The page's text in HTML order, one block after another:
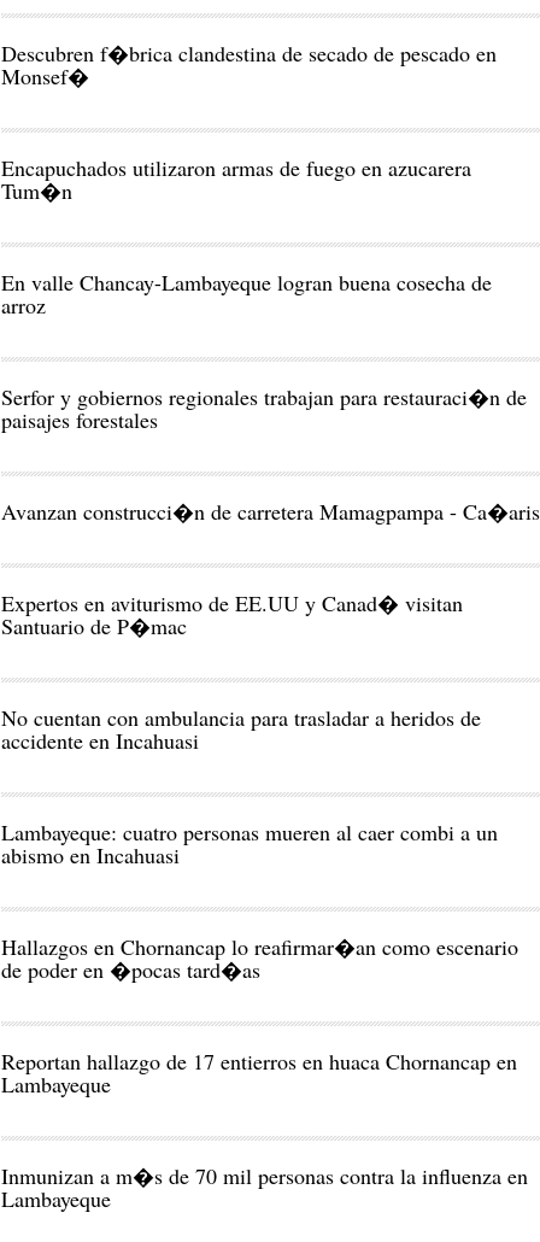
Descubren f�brica clandestina de secado de pescado en
Monsef�
Encapuchados utilizaron armas de fuego en azucarera
Tum�n
En valle Chancay-Lambayeque logran buena cosecha de
arroz
Serfor y gobiernos regionales trabajan para restauraci�n de
paisajes forestales
Avanzan construcci�n de carretera Mamagpampa - Ca�aris
Expertos en aviturismo de EE.UU y Canad� visitan
Santuario de P�mac
No cuentan con ambulancia para trasladar a heridos de
accidente en Incahuasi
Lambayeque: cuatro personas mueren al caer combi a un
abismo en Incahuasi
Hallazgos en Chornancap lo reafirmar�an como escenario
de poder en �pocas tard�as
Reportan hallazgo de 17 entierros en huaca Chornancap en
Lambayeque
Inmunizan a m�s de 70 mil personas contra la influenza en
Lambayeque